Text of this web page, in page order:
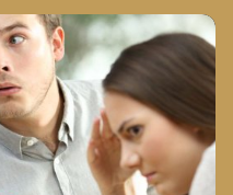
delovnem mestu. Pa
tipov intervjujev?